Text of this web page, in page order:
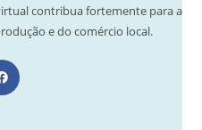
contribua fortemente para a
e do comércio local.
Opens